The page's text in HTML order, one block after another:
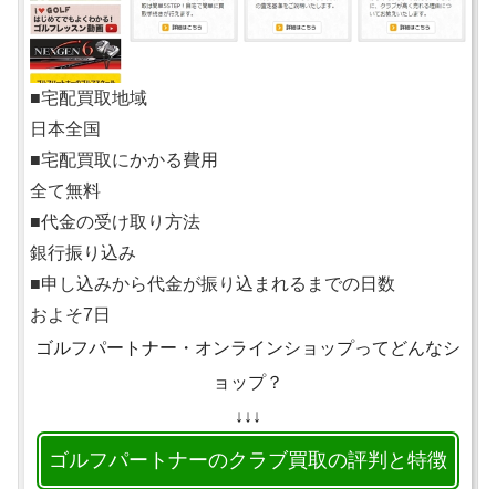
■宅配買取地域
日本全国
■宅配買取にかかる費用
全て無料
■代金の受け取り方法
銀行振り込み
■申し込みから代金が振り込まれるまでの日数
およそ7日
ゴルフパートナー・オンラインショップってどんなシ
ョップ？
↓↓↓
ゴルフパートナーのクラブ買取の評判と特徴